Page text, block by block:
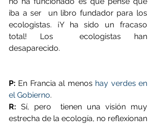
iba a ser  un libro fundador para los
ecologistas. ¡Y ha sido un fracaso
total! Los  ecologistas han
desaparecido.
P: En Francia al menos hay verdes en
el Gobierno.
R: Sí, pero  tienen una visión muy
estrecha de la ecología, no reflexionan